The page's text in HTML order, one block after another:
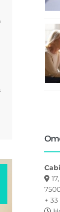
+ 33